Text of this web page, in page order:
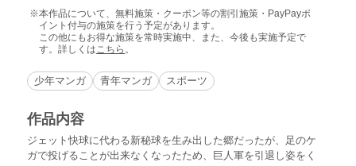
本作品について、無料施策・クーポン等の割引施策・PayPayポ
イント付与の施策を行う予定があります。
この他にもお得な施策を常時実施中、また、今後も実施予定で
す。詳しくはこちら 。
少年マンガ 青年マンガ スポーツ
作品内容
ジェット快球に代わる新秘球を生み出した郷だったが、足のケ
ガで投げることが出来なくなったため、巨人軍を引退し姿をく